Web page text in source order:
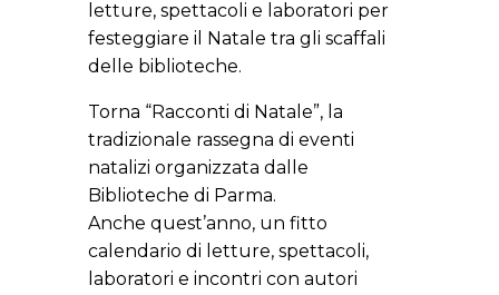
letture, spettacoli e laboratori per
festeggiare il Natale tra gli scaffali
delle biblioteche.
Torna “Racconti di Natale”, la
tradizionale rassegna di eventi
natalizi organizzata dalle
Biblioteche di Parma.
Anche quest’anno, un fitto
calendario di letture, spettacoli,
laboratori e incontri con autori